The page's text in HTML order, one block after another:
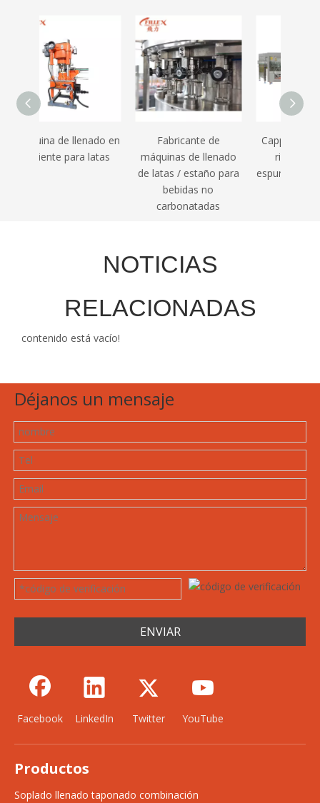
Fabricante de
máquinas de llenado
de latas / estaño para
Capper de relleno de
rizante de vino
espumoso automático
NOTICIAS
RELACIONADAS
contenido está vacío!
Déjanos un mensaje
ENVIAR
Facebook LinkedIn Twitter YouTube
Productos
Soplado llenado taponado combinación